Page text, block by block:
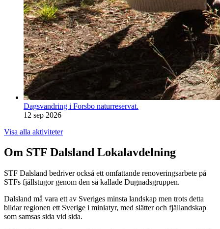
Dagsvandring i Forsbo naturreservat.
12 sep 2026
Visa alla aktiviteter
Om STF Dalsland Lokalavdelning
STF Dalsland bedriver också ett omfattande renoveringsarbete på
STFs fjällstugor genom den så kallade Dugnadsgruppen.
Dalsland må vara ett av Sveriges minsta landskap men trots detta
bildar regionen ett Sverige i miniatyr, med slätter och fjällandskap
som samsas sida vid sida.